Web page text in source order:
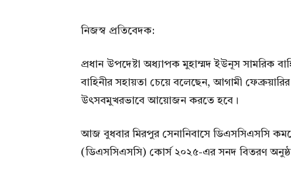
নিজস্ব প্রতিবেদক:
প্রধান উপদেষ্টা অধ্যাপক মুহাম্মদ ইউনূস সামরিক
বাহিনীর সহায়তা চেয়ে বলেছেন, আগামী ফেব্রুয়ারির
উৎসবমুখরভাবে আয়োজন করতে হবে।
আজ বুধবার মিরপুর সেনানিবাসে ডিএসসিএসসি
(ডিএসসিএসসি) কোর্স ২০২৫-এর সনদ বিতরণ